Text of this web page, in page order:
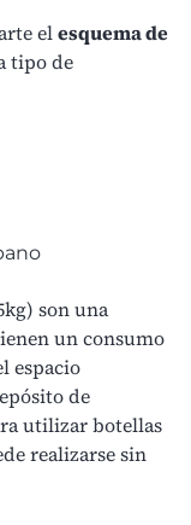
elesquema de
tipo de
son una
unconsumo
espacio
de
utilizar botellas
realizarse sin